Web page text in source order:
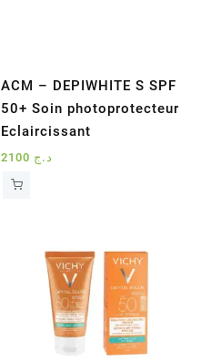
ACM – DEPIWHITE S SPF
50+ Soin photoprotecteur
Eclaircissant
د.ج